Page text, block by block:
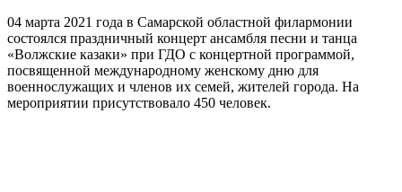
04 марта 2021 года в Самарской областной филармонии
состоялся праздничный концерт ансамбля песни и танца
«Волжские казаки» при ГДО с концертной программой,
посвященной международному женскому дню для
военнослужащих и членов их семей, жителей города. На
мероприятии присутствовало 450 человек.